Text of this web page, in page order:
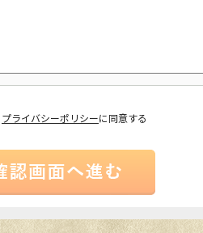
プライバシーポリシーに同意する